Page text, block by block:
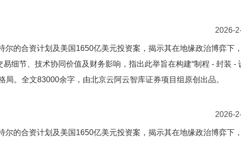
2026-
的合资计划及美国1650亿美元投资案，揭示其在地缘政治博弈下
细节、技术协同价值及财务影响，指出此举旨在构建“制程 - 封装 -
。全文83000余字，由北京云阿云智库证券项目组原创出品。
2026-
的合资计划及美国1650亿美元投资案，揭示其在地缘政治博弈下